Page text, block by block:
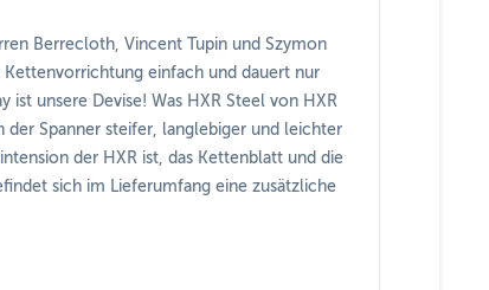
Berrecloth, Vincent Tupin und Szymon
einfach und dauert nur
unsere Devise! Was HXR Steel von HXR
Spanner steifer, langlebiger und leichter
der HXR ist, das Kettenblatt und die
sich im Lieferumfang eine zusätzliche